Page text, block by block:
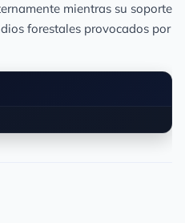
mientras su soporte
forestales provocados por